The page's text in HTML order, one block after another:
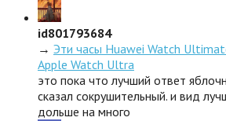
id801793684
→ Эти часы Huawei Watch
Apple Watch Ultra
это пока что лучший ответ
сказал сокрушительный. и вид
дольше на много